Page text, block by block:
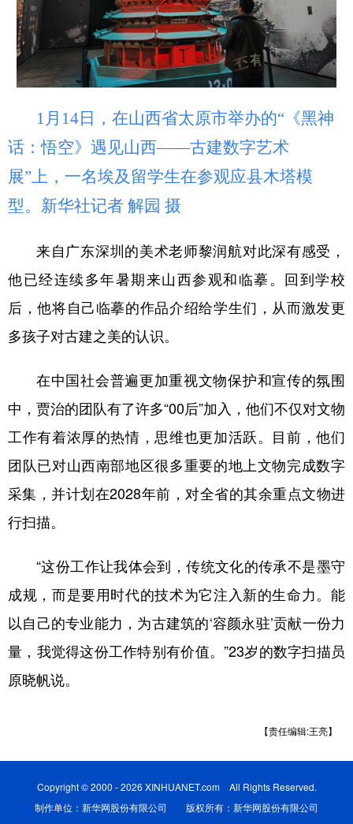
1月14日，在山西省太原市举办的“《黑神
话：悟空》遇见山西——古建数字艺术
展”上，一名埃及留学生在参观应县木塔模
型。新华社记者 解园 摄
来自广东深圳的美术老师黎润航对此深有感受，
他已经连续多年暑期来山西参观和临摹。回到学校
后，他将自己临摹的作品介绍给学生们，从而激发更
多孩子对古建之美的认识。
在中国社会普遍更加重视文物保护和宣传的氛围
中，贾治的团队有了许多“00后”加入，他们不仅对文物
工作有着浓厚的热情，思维也更加活跃。目前，他们
团队已对山西南部地区很多重要的地上文物完成数字
采集，并计划在2028年前，对全省的其余重点文物进
行扫描。
“这份工作让我体会到，传统文化的传承不是墨守
成规，而是要用时代的技术为它注入新的生命力。能
以自己的专业能力，为古建筑的‘容颜永驻’贡献一份力
量，我觉得这份工作特别有价值。”23岁的数字扫描员
原晓帆说。
【责任编辑:王亮】
Copyright © 2000 - 2026 XINHUANET.com All Rights Reserved.
制作单位：新华网股份有限公司 版权所有：新华网股份有限公司